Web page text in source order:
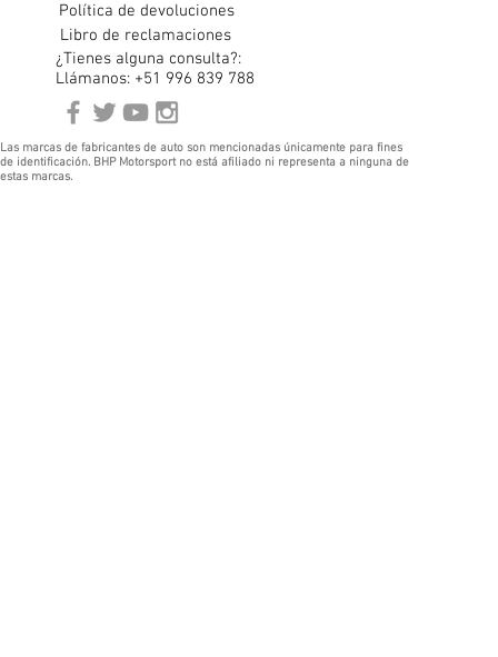
Política de devoluciones
Libro de reclamaciones
¿Tienes alguna consulta?:
Llámanos: +51 996 839 788
Las marcas de fabricantes de auto son mencionadas únicamente para fines
de identificación. BHP Motorsport no está afiliado ni representa a ninguna de
estas marcas.